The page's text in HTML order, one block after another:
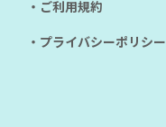
・ご利用規約
・プライバシーポリシー